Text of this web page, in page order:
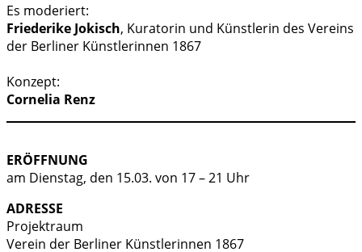
Es moderiert:
Friederike Jokisch, Kuratorin und Künstlerin des Vereins
der Berliner Künstlerinnen 1867
Konzept:
Cornelia Renz
ERÖFFNUNG
am Dienstag, den 15.03. von 17 – 21 Uhr
ADRESSE
Projektraum
Verein der Berliner Künstlerinnen 1867